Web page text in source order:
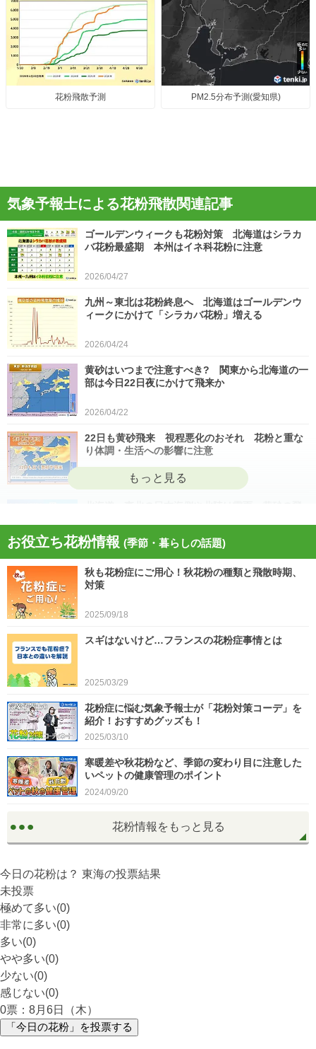
花粉飛散予測 PM2.5分布予測(愛知県)
気象予報士による花粉飛散関連記事
ゴールデンウィークも花粉対策 北海道はシラカ
バ花粉最盛期 本州はイネ科花粉に注意
2026/04/27
九州～東北は花粉終息へ 北海道はゴールデンウ
ィークにかけて「シラカバ花粉」増える
2026/04/24
黄砂はいつまで注意すべき? 関東から北海道の一
部は今日22日夜にかけて飛来か
2026/04/22
22日も黄砂飛来 視程悪化のおそれ 花粉と重な
り体調・生活への影響に注意
2026/04/21
今日21日は黄砂が広く飛来 花粉とのダブル影響
に注意 症状悪化や洗濯物など対策を
2026/04/21
スギ、ヒノキ花粉シーズン終了へ 東京の飛散量
お役立ち花粉情報 (季節・暮らしの話題)
秋も花粉症にご用心！秋花粉の種類と飛散時期、
対策
2025/09/18
スギはないけど…フランスの花粉症事情とは
2025/03/29
花粉症に悩む気象予報士が「花粉対策コーデ」を
紹介！おすすめグッズも！
2025/03/10
寒暖差や秋花粉など、季節の変わり目に注意した
いペットの健康管理のポイント
2024/09/20
花粉情報をもっと見る
今日の花粉は？ 東海の投票結果
未投票
極めて多い(0)
非常に多い(0)
多い(0)
やや多い(0)
少ない(0)
感じない(0)
0票：8月6日（木）
「今日の花粉」を投票する